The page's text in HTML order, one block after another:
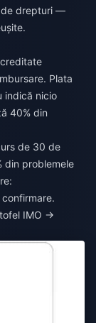
de drepturi —
Plata
indică nicio
40% din
de 30 de
din problemele
IMO →